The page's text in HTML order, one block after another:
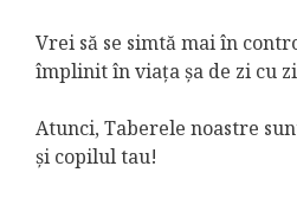
Vrei să se simtă mai în
împlinit în viața șa de zi cu
Atunci, Taberele noastre
și copilul tau!